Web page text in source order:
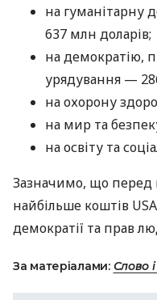
на гуманітарну
637 млн доларів;
на демократію,
урядування —
на охорону
на мир та
на освіту та
Зазначимо, що
найбільше коштів
демократії та прав
За матеріалами: Слово